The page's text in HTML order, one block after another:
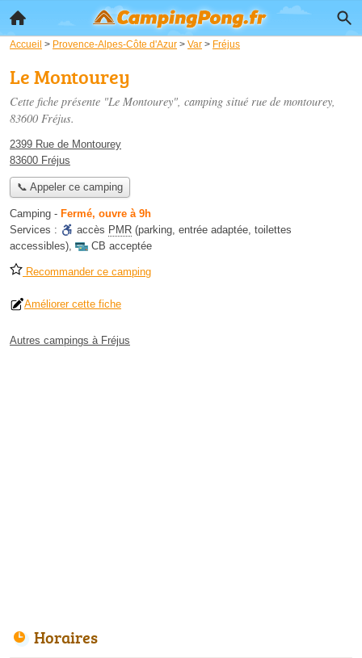
Accueil > Provence-Alpes-Côte d'Azur > Var > Fréjus
Le Montourey
Cette fiche présente "Le Montourey", camping situé rue de montourey,
83600 Fréjus.
2399 Rue de Montourey
83600 Fréjus
📞 Appeler ce camping
Camping - Fermé, ouvre à 9h
Services :
accès PMR (parking, entrée adaptée, toilettes
accessibles), CB acceptée
Recommander ce camping
Améliorer cette fiche
Autres campings à Fréjus
Horaires